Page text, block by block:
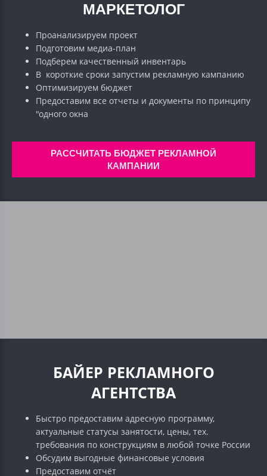
МАРКЕТОЛОГ
Проанализируем проект
Подготовим медиа-план
Подберем качественный инвентарь
В короткие сроки запустим рекламную кампанию
Оптимизируем бюджет
Предоставим все отчеты и документы по принципу
"одного окна
РАССЧИТАТЬ БЮДЖЕТ РЕКЛАМНОЙ
КАМПАНИИ
БАЙЕР РЕКЛАМНОГО
АГЕНТСТВА
Быстро предоставим адресную программу,
актуальные статусы занятости, цены, тех.
требования по конструкциям в любой точке России
Обсудим выгодные финансовые условия
Предоставим отчёт